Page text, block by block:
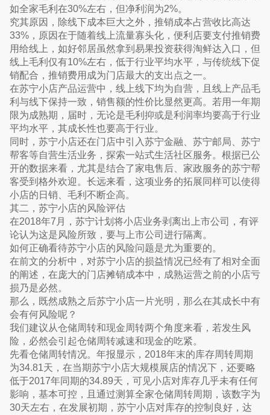
如全家毛利在30%左右，但净利润为2%。
究其原因，除线下成本巨大之外，推销成本占营收比高达
33%，原因在于随着线上流量寡头化，便利店要支付推销费
用给线上，如好邻居虽然拿到易果投资获得淘鲜达入口，但
线上毛利仅有10%左右，低于行业平均水平，与传统线下促
销配合，推销费用成为门店最大的支出点之一。
在苏宁小店产品运营中，线上线下均为自营，且线上产品毛
利与线下保持一致，销售额的性价比显然更高。若用一年期
限为成熟期，届时，无论是毛利抑或是利润率均要高于行业
平均水平，其成长性也要高于行业。
同时，苏宁小店还在门店中引入苏宁金融、苏宁邮局、苏宁
帮客等自营生活业务，探索一站式生活社区服务。根据已公
开的数据来看，尤其是结合了家电售后、家政服务的苏宁帮
客受到格外欢迎。长远来看，这项业务的拓展同样可以使得
小店的日销、毛利不断企高。
其二，苏宁小店的风险评估
在2018年7月，苏宁计划将小店业务剥离出上市公司，有评
论认为这是风险所致，要与上市公司进行隔离。
如何正确看待苏宁小店的风险问题是尤为重要的。
在前文的分析中，对苏宁小店的损益情况已经有了相对全面
的阐述，在庞大的门店摊销成本中，成熟运营之前的小店亏
损乃是必然。
那么，既然成熟之后苏宁小店一片光明，那么在其成长中有
会有何风险呢？
我们建议从仓储周转和现金周转两个角度来看，若发生风
险，必然会引起仓储周转减速和现金的吃紧。
先看仓储周转情况。年报显示，2018年末的库存周转周期
为34.81天，在当期苏宁小店大规模展店的情况下，还要略
低于2017年同期的34.89天，可见小店对库存几乎未有任何
影响，基本可控，且通过测算全家仓储周转周期，该数字为
30天左右，在发展初期，苏宁小店对库存的控制良好，达